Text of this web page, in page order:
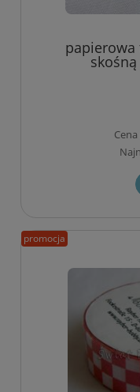
papierowa
promocja